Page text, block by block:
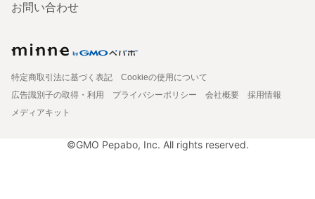
お問い合わせ
特定商取引法に基づく表記
Cookieの使用について
広告識別子の取得・利用
プライバシーポリシー 会社概要
採用情報
メディアキット
©GMO Pepabo, Inc. All rights reserved.